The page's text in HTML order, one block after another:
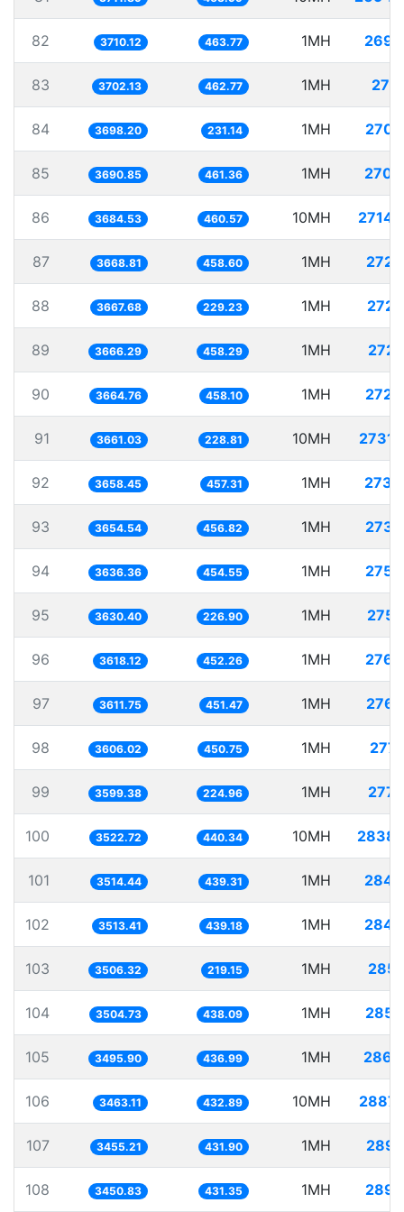
82 3710.12 463.77 1MH
83 3702.13 462.77 1MH
84 3698.20 231.14 1MH
85 3690.85 461.36 1MH
86 3684.53 460.57 10MH
87 3668.81 458.60 1MH
88 3667.68 229.23 1MH
89 3666.29 458.29 1MH
90 3664.76 458.10 1MH
91 3661.03 228.81 10MH
92 3658.45 457.31 1MH
93 3654.54 456.82 1MH
94 3636.36 454.55 1MH
95 3630.40 226.90 1MH
96 3618.12 452.26 1MH
97 3611.75 451.47 1MH
98 3606.02 450.75 1MH
99 3599.38 224.96 1MH
100 3522.72 440.34 10MH
101 3514.44 439.31 1MH
102 3513.41 439.18 1MH
103 3506.32 219.15 1MH
104 3504.73 438.09 1MH
105 3495.90 436.99 1MH
106 3463.11 432.89 10MH
107 3455.21 431.90 1MH
108 3450.83 431.35 1MH